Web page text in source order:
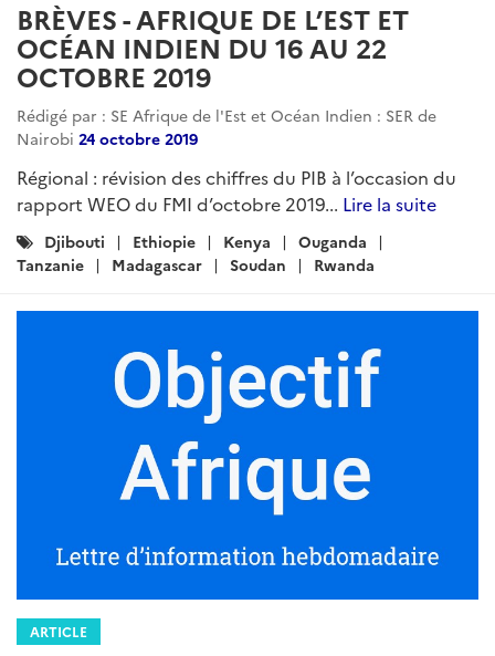
BRÈVES - AFRIQUE DE L’EST ET
OCÉAN INDIEN DU 16 AU 22
OCTOBRE 2019
Rédigé par : SE Afrique de l'Est et Océan Indien : SER de
Nairobi 24 octobre 2019
Régional : révision des chiffres du PIB à l’occasion du
rapport WEO du FMI d’octobre 2019... Lire la suite
Catégories
:
Djibouti Ethiopie Kenya
Ouganda
Tanzanie
Madagascar Soudan Rwanda
ARTICLE